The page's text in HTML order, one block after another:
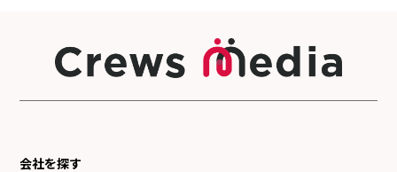
会社を探す